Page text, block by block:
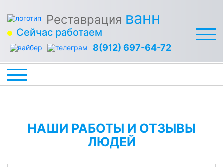
Реставрация ванн
Сейчас работаем
8(912) 697-64-72
НАШИ РАБОТЫ И ОТЗЫВЫ
ЛЮДЕЙ